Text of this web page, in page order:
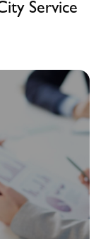
Service